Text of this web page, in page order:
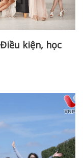
kiện, học